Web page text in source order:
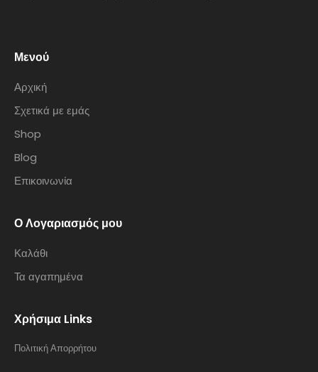
Μενού
Αρχική
Σχετικά με εμάς
Shop
Blog
Επικοινωνία
Ο Λογαριασμός μου
Καλάθι
Τα αγαπημένα
Χρήσιμα Links
Πολιτική Απορρήτου